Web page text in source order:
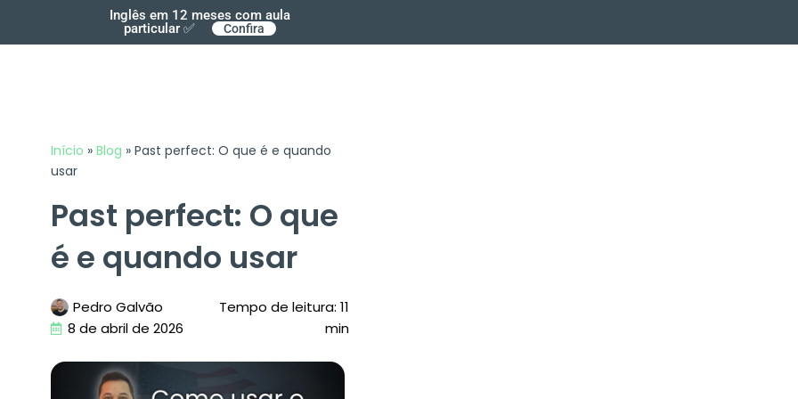
Inglês em 12 meses com aula
particular ✅
Confira
Início » Blog » Past perfect: O que é e quando
usar
Past perfect: O que
é e quando usar
Pedro Galvão
8 de abril de 2026
Tempo de leitura: 11
min